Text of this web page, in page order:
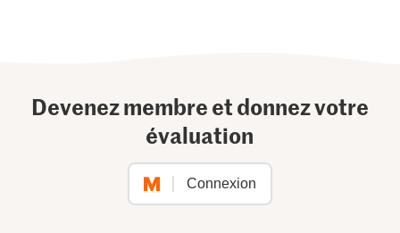
Devenez membre et donnez votre
évaluation
Connexion